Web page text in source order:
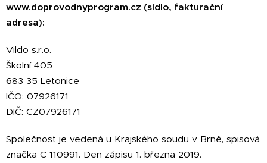
www.doprovodnyprogram.cz (sídlo, fakturační
adresa):
Vildo s.r.o.
Školní 405
683 35 Letonice
IČO: 07926171
DIČ: CZ07926171
Společnost je vedená u Krajského soudu v Brně, spisová
značka C 110991. Den zápisu 1. března 2019.